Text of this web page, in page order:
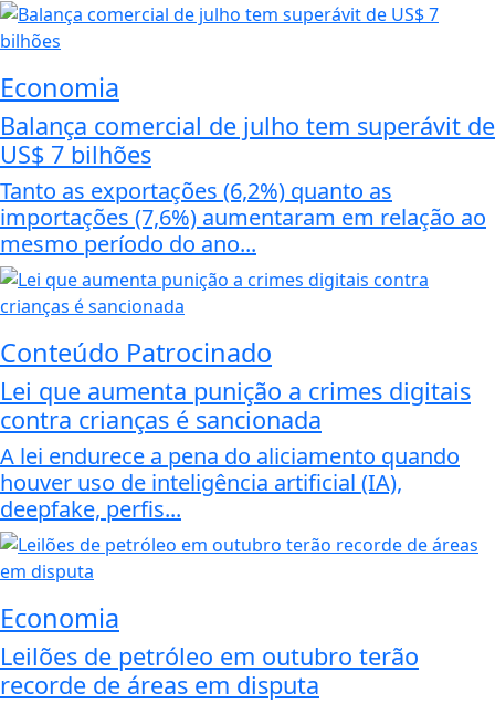
Economia
Balança comercial de julho tem superávit de
US$ 7 bilhões
Tanto as exportações (6,2%) quanto as
importações (7,6%) aumentaram em relação ao
mesmo período do ano...
Conteúdo Patrocinado
Lei que aumenta punição a crimes digitais
contra crianças é sancionada
A lei endurece a pena do aliciamento quando
houver uso de inteligência artificial (IA),
deepfake, perfis...
Economia
Leilões de petróleo em outubro terão
recorde de áreas em disputa